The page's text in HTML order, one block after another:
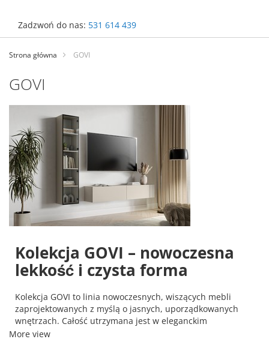
Zadzwoń do nas: 531 614 439
Przejdź
treści
Strona główna GOVI
GOVI
Kolekcja GOVI – nowoczesna
lekkość i czysta forma
Kolekcja GOVI to linia nowoczesnych, wiszących mebli
zaprojektowanych z myślą o jasnych, uporządkowanych
wnętrzach. Całość utrzymana jest w eleganckim
wykończeniu
More view